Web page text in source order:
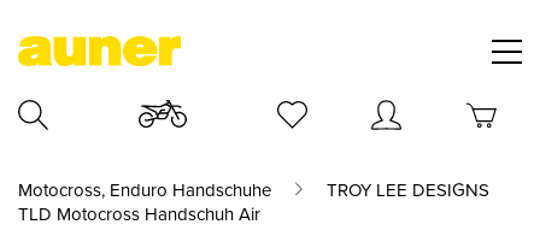
Motocross, Enduro Handschuhe
TROY LEE DESIGNS
TLD Motocross Handschuh Air